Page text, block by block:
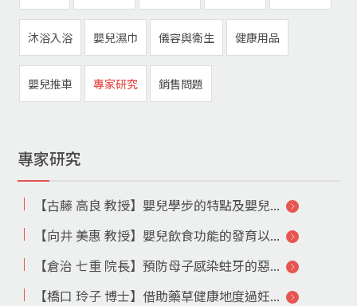
沐浴入浴 嬰兒濕巾 儀容與衛生 健康用品
嬰兒推車 專家研究 銷售問題
專家研究
【古藤 高良 教授】嬰兒學步的特點及嬰兒...
【向井 美惠 教授】嬰兒飲食功能的發育以...
【倉治 七重 院長】預防母子感染蛀牙的惡...
【橋口 玲子 博士】借助藥草健康地度過妊...